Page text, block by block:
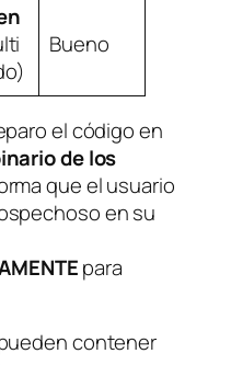
Bueno
el código en
de los
que el usuario
en su
para
contener